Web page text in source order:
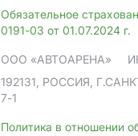
Обязательное
0191-03 от 01.07.2024 г.
ООО «АВТОАРЕНА»
192131, РОССИЯ,
7-1
Политика в отношении